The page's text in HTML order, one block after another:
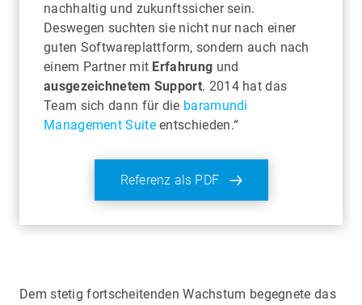
nachhaltig und zukunftssicher sein.
Deswegen suchten sie nicht nur nach einer
guten Softwareplattform, sondern auch nach
einem Partner mit Erfahrung und
ausgezeichnetem Support. 2014 hat das
Team sich dann für die baramundi
Management Suiteentschieden.“
Referenz als PDF
Dem stetig fortscheitenden Wachstum begegnete das